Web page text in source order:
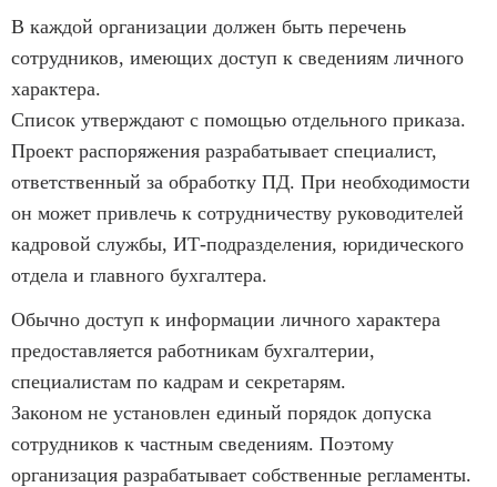
В каждой организации должен быть перечень
сотрудников, имеющих доступ к сведениям личного
характера.
Список утверждают с помощью отдельного приказа.
Проект распоряжения разрабатывает специалист,
ответственный за обработку ПД. При необходимости
он может привлечь к сотрудничеству руководителей
кадровой службы, ИТ-подразделения, юридического
отдела и главного бухгалтера.
Обычно доступ к информации личного характера
предоставляется работникам бухгалтерии,
специалистам по кадрам и секретарям.
Законом не установлен единый порядок допуска
сотрудников к частным сведениям. Поэтому
организация разрабатывает собственные регламенты.